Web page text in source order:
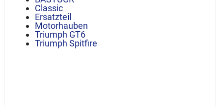
Classic
Ersatzteil
Motorhauben
Triumph GT6
Triumph Spitfire